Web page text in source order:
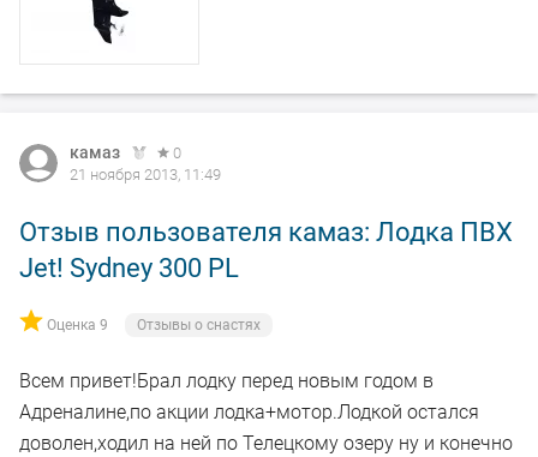
камаз
0
21 ноября 2013, 11:49
Отзыв пользователя камаз: Лодка ПВХ
Jet! Sydney 300 PL
Оценка 9 Отзывы о снастях
Всем привет!Брал лодку перед новым годом в
Адреналине,по акции лодка+мотор.Лодкой остался
доволен,ходил на ней по Телецкому озеру ну и конечно